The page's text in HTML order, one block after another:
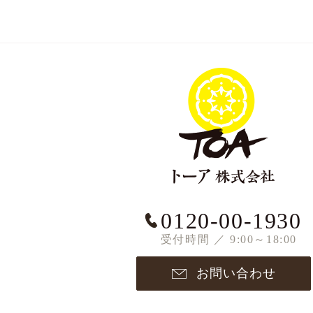
0120-00-1930
受付時間 ／ 9:00～18:00
お問い合わせ